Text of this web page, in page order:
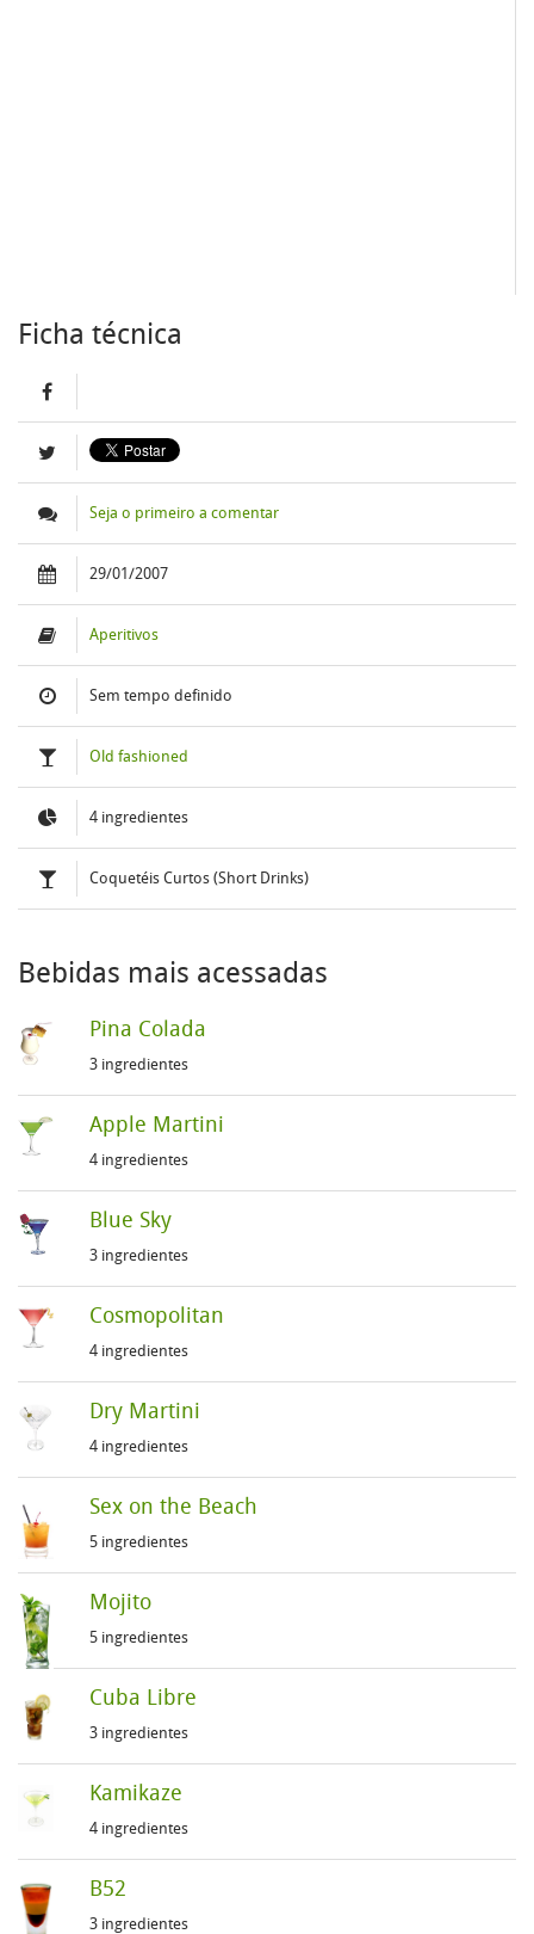
Ficha técnica
Seja o primeiro a comentar
29/01/2007
Aperitivos
Sem tempo definido
Old fashioned
4 ingredientes
Coquetéis Curtos (Short Drinks)
Bebidas mais acessadas
Pina Colada
3 ingredientes
Apple Martini
4 ingredientes
Blue Sky
3 ingredientes
Cosmopolitan
4 ingredientes
Dry Martini
4 ingredientes
Sex on the Beach
5 ingredientes
Mojito
5 ingredientes
Cuba Libre
3 ingredientes
Kamikaze
4 ingredientes
B52
3 ingredientes